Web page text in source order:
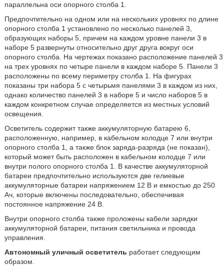
параллельна оси опорного столба 1.
Предпочтительно на одном или на нескольких уровнях по длине
опорного столба 1 установлено по несколько панелей 3,
образующих наборы 5, причем на каждом уровне панели 3 в
наборе 5 развернуты относительно друг друга вокруг оси
опорного столба. На чертежах показано расположение панелей 3
на трех уровнях по четыре панели в каждом наборе 5. Панели 3
расположены по всему периметру столба 1. На фигурах
показаны три набора 5 с четырьмя панелями 3 в каждом из них,
однако количество панелей 3 в наборе 5 и число наборов 5 в
каждом конкретном случае определяется из местных условий
освещения.
Осветитель содержит также аккумуляторную батарею 6,
расположенную, например, в кабельном колодце 7 или внутри
опорного столба 1, а также блок заряда-разряда (не показан),
который может быть расположен в кабельном колодце 7 или
внутри полого опорного столба 1. В качестве аккумуляторной
батареи предпочтительно используются две гелиевые
аккумуляторные батареи напряжением 12 В и емкостью до 250
Ач, которые включены последовательно, обеспечивая
постоянное напряжение 24 В.
Внутри опорного столба также проложены кабели зарядки
аккумуляторной батареи, питания светильника и провода
управления.
Автономный уличный осветитель работает следующим
образом.